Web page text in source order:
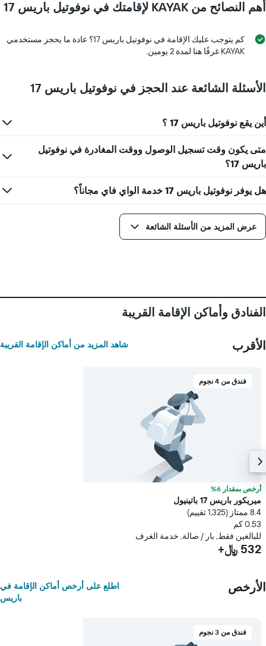
1
الذي
يعرض
قبل
المخطط
التالي
محور
Y
الذي
يعرض
متوسط
سعر
غرفة
أهم النصائح من KAYAK لإقامتك في نوفوتيل باريس 17
كم يتوجب عليك الإقامة في نوفوتيل باريس 17؟ عادة ما يحجز مستخدمي
KAYAK غرفًا هنا لمدة 2 يومين.
الأسئلة الشائعة عند الحجز في نوفوتيل باريس 17
أين يقع نوفوتيل باريس 17 ؟
متى يكون وقت تسجيل الوصول ووقت المغادرة في نوفوتيل
باريس 17؟
هل يوفر نوفوتيل باريس 17 خدمة الواي فاي مجاناً؟
عرض المزيد من الأسئلة الشائعة
الفنادق وأماكن الإقامة القريبة
الأقرب شاهد المزيد من أماكن الإقامة القريبة
فندق من 4 نجوم
أرخص بمقدار 6%
ميريكور باريس 17 باتينيول
8.4 ممتاز (1,325 تقييم)
0.53 كم
للبالغين فقط, بار / صالة, خدمة الغرف
532 ﷼+
الأرخص
اطلع على أرخص أماكن الإقامة في
باريس
فندق من 3 نجوم